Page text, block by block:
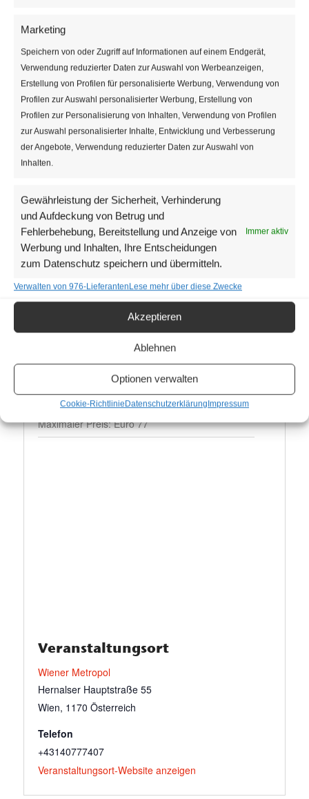
Marketing
Speichern von oder Zugriff auf Informationen auf einem Endgerät,
Verwendung reduzierter Daten zur Auswahl von Werbeanzeigen,
Erstellung von Profilen für personalisierte Werbung, Verwendung von
Profilen zur Auswahl personalisierter Werbung, Erstellung von
Profilen zur Personalisierung von Inhalten, Verwendung von Profilen
zur Auswahl personalisierter Inhalte, Entwicklung und Verbesserung
der Angebote, Verwendung reduzierter Daten zur Auswahl von
Inhalten.
Gewährleistung der Sicherheit, Verhinderung
und Aufdeckung von Betrug und
Fehlerbehebung, Bereitstellung und Anzeige von
Werbung und Inhalten, Ihre Entscheidungen
zum Datenschutz speichern und übermitteln.
Immer aktiv
Verwalten von 976-LieferantenLese mehr über diese Zwecke
Akzeptieren
Ablehnen
Optionen verwalten
Cookie-RichtlinieDatenschutzerklärungImpressum
am Freitag und Samstag im
sicherlich am richtigen Ort.
(PA)
Details
Datum:
13. Januar 2023
20:00 - 23:00
Eintritt:
Euro 46
Veranstaltungskateg
orie:
Konzert
https://dennis-jale.com/
Veranstalter
Dennis Jale
Weitere Angaben
Preis:
Maximaler Preis: Euro 77
Veranstaltungsort
Wiener Metropol
Hernalser Hauptstraße 55
Wien, 1170 Österreich
Telefon
+43140777407
Veranstaltungsort-Website anzeigen